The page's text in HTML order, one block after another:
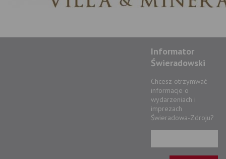
Informator
Świeradowski
Chcesz otrzymwać
informacje o
wydarzeniach i
imprezach
Świeradowa-Zdroju?